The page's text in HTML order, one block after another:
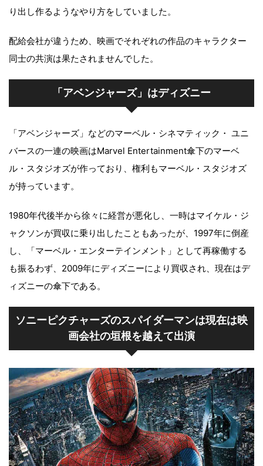
り出し作るようなやり方をしていました。
配給会社が違うため、映画でそれぞれの作品のキャラクター
同士の共演は果たされませんでした。
「アベンジャーズ」はディズニー
「アベンジャーズ」などのマーベル・シネマティック・ ユニ
バースの一連の映画はMarvel Entertainment傘下のマーベ
ル・スタジオズが作っており、権利もマーベル・スタジオズ
が持っています。
1980年代後半から徐々に経営が悪化し、一時はマイケル・ジ
ャクソンが買収に乗り出したこともあったが、1997年に倒産
し、「マーベル・エンターテインメント」として再稼働する
も振るわず、2009年にディズニーにより買収され、現在はデ
ィズニーの傘下である。
ソニーピクチャーズのスパイダーマンは現在は映
画会社の垣根を越えて出演